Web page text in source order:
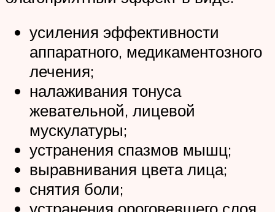
усиления эффективности
аппаратного, медикаментозного
лечения;
налаживания тонуса
жевательной, лицевой
мускулатуры;
устранения спазмов мышц;
выравнивания цвета лица;
снятия боли;